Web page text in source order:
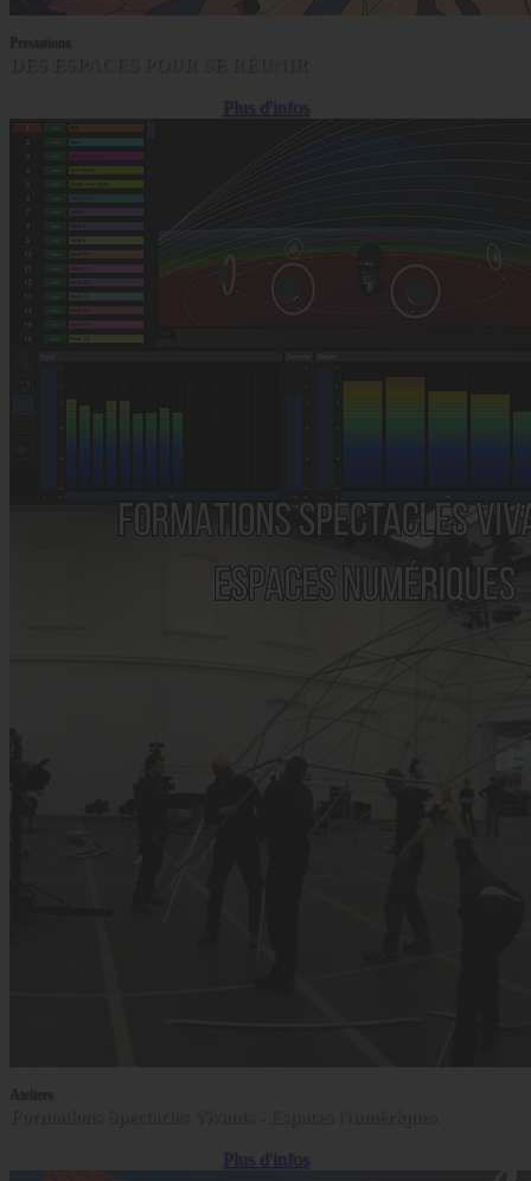
Prestations
Plus d'infos
Ateliers
Plus d'infos